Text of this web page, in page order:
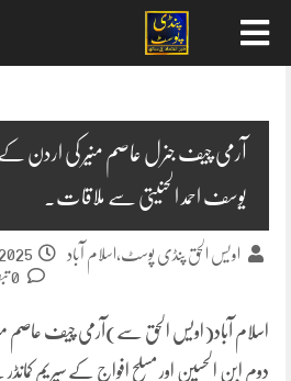
آرمی چیف جنرل عاصم منیر کی اردن کے
یوسف احمد الحنیتی سے ملاقات۔
اویس الحق پنڈی پوسٹ،اسلام آباد
اسلام آباد(اویس الحق سے)آرمی چیف عاصم
دوم ابن الحسین اور مسلح افواج کے سپریم